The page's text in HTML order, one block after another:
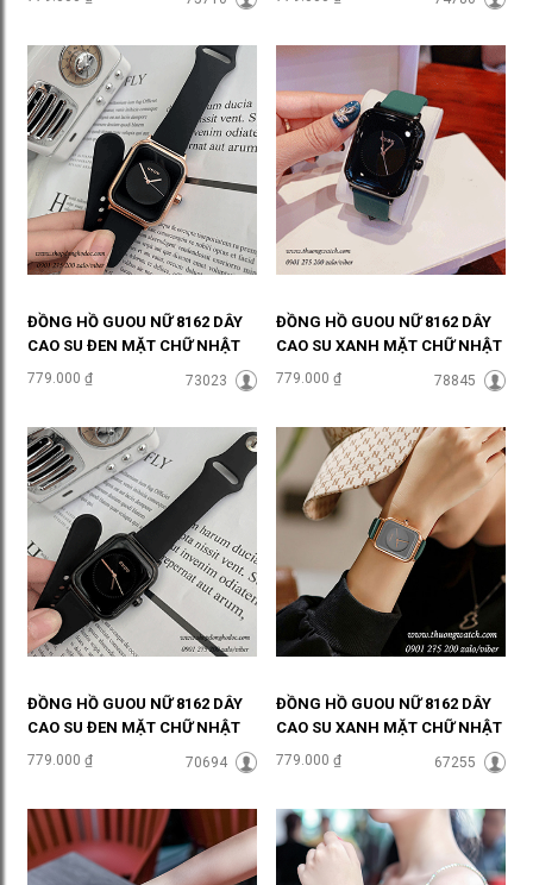
ĐỒNG HỒ GUOU NỮ 8162 DÂY
CAO SU ĐEN MẶT CHỮ NHẬT
ĐEN SÀNH ĐIỆU ĐHĐ38505
779.000 ₫ 73023
ĐỒNG HỒ GUOU NỮ 8162 DÂY
CAO SU XANH MẶT CHỮ NHẬT
ĐEN CÁ TÍNH ĐHĐ38503
779.000 ₫ 78845
ĐỒNG HỒ GUOU NỮ 8162 DÂY
CAO SU ĐEN MẶT CHỮ NHẬT
ĐEN CÁ TÍNH ĐHĐ38502
779.000 ₫ 70694
ĐỒNG HỒ GUOU NỮ 8162 DÂY
CAO SU XANH MẶT CHỮ NHẬT
XANH SÀNH ĐIỆU ĐHĐ38501
779.000 ₫ 67255